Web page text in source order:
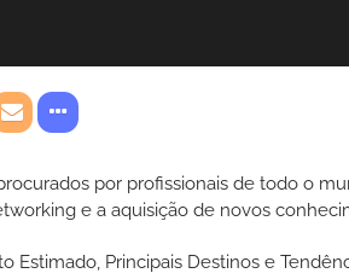
por profissionais de todo o
e a aquisição de novos